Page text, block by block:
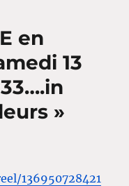
en
13
»
136950728421